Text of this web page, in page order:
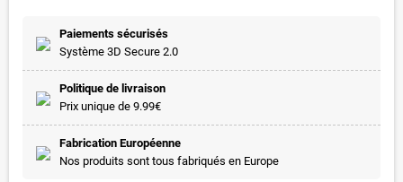
Paiements sécurisés
Système 3D Secure 2.0
Politique de livraison
Prix unique de 9.99€
Fabrication Européenne
Nos produits sont tous fabriqués en Europe